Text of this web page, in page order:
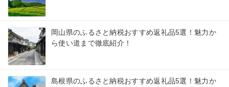
岡山県のふるさと納税おすすめ返礼品5選！魅力か
ら使い道まで徹底紹介！
島根県のふるさと納税おすすめ返礼品5選！魅力か